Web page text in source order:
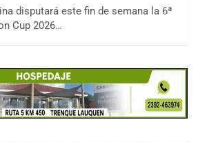
disputará este fin de semana la 6ª
Cup 2026…